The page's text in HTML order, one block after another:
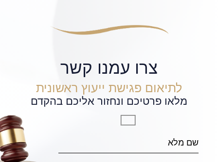
צרו עמנו קשר
לתיאום פגישת ייעוץ ראשונית
מלאו פרטיכם ונחזור אליכם בהקדם